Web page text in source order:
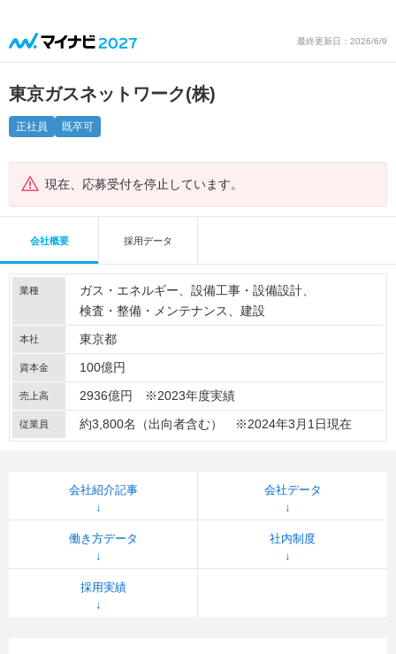
最終更新日：2026/6/9
東京ガスネットワーク(株)
正社員 既卒可
現在、応募受付を停止しています。
会社概要 採用データ
業種 ガス・エネルギー
設備工事・設備設計
検査・整備・メンテナンス
建設
本社 東京都
資本金 100億円
売上高 2936億円 ※2023年度実績
従業員 約3,800名（出向者含む） ※2024年3月1日現在
会社紹介記事 会社データ
働き方データ 社内制度
採用実績